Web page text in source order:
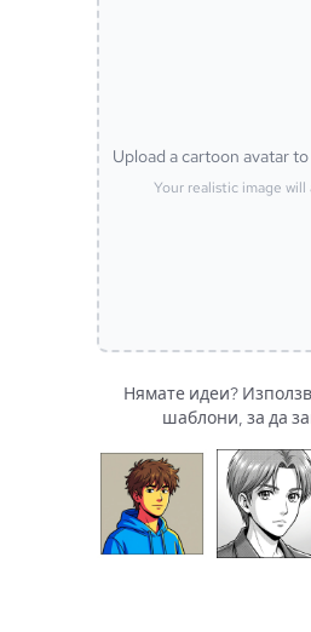
Upload a cartoon avatar
Your realistic image will
Нямате идеи?
шаблони, за да